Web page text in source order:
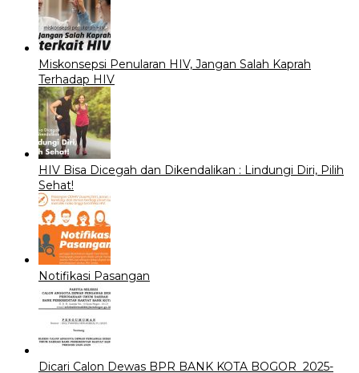
Miskonsepsi Penularan HIV, Jangan Salah Kaprah
Terhadap HIV
HIV Bisa Dicegah dan Dikendalikan : Lindungi Diri, Pilih
Sehat!
Notifikasi Pasangan
Dicari Calon Dewas BPR BANK KOTA BOGOR 2025-